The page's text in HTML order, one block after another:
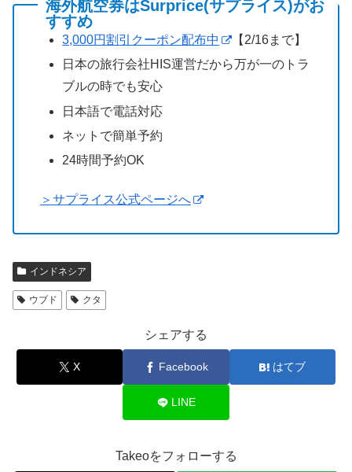
海外航空券はSurprice(サプライス)がお
すすめ
3,000円割引クーポン配布中
【2/16まで】
日本の旅行会社HIS運営だから万が一のトラ
ブルの時でも安心
日本語で電話対応
ネットで簡単予約
24時間予約OK
＞サプライス公式ページへ
インドネシア
ウブド クタ
シェアする
X Facebook はてブ
LINE
Takeoをフォローする